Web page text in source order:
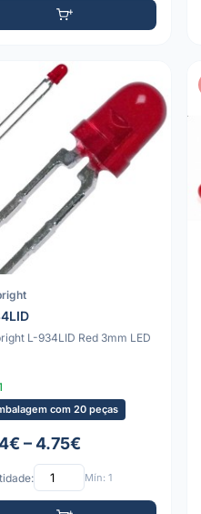
L-934LID Red 3mm LED
com 20 peças
– 4.75€
Mín: 1